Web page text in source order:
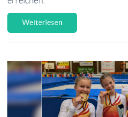
Weiterlesen